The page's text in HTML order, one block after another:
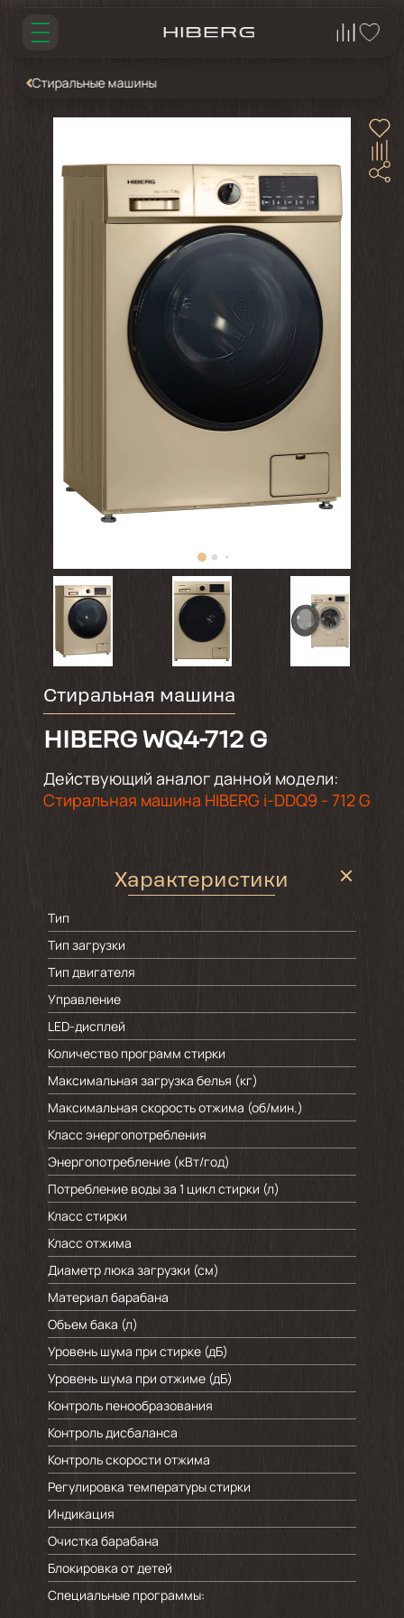
Стиральные машины
Стиральная машина
HIBERG WQ4-712 G
Действующий аналог данной модели:
Стиральная машина HIBERG i-DDQ9 - 712 G
Характеристики
Тип
Тип загрузки
Тип двигателя
Управление
LED-дисплей
Количество программ стирки
Максимальная загрузка белья (кг)
Максимальная скорость отжима (об/мин.)
Класс энергопотребления
Энергопотребление (кВт/год)
Потребление воды за 1 цикл стирки (л)
Класс стирки
Класс отжима
Диаметр люка загрузки (см)
Материал барабана
Объем бака (л)
Уровень шума при стирке (дБ)
Уровень шума при отжиме (дБ)
Контроль пенообразования
Контроль дисбаланса
Контроль скорости отжима
Регулировка температуры стирки
Индикация
Очистка барабана
Блокировка от детей
Специальные программы: